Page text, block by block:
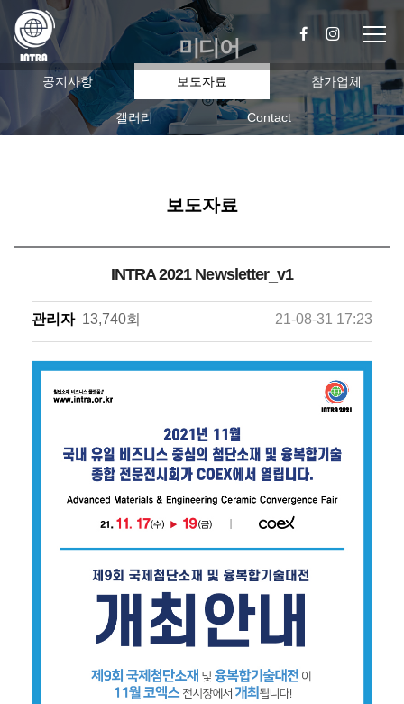
미디어
공지사항 보도자료 참가업체
갤러리 Contact
보도자료
INTRA 2021 Newsletter_v1
관리자 13,740회 21-08-31 17:23